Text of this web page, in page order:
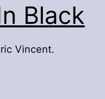
Black
Vincent.